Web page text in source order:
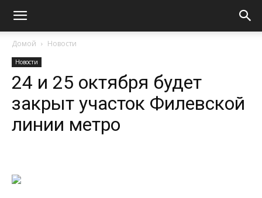
Домой Новости
Новости
24 и 25 октября будет
закрыт участок Филевской
линии метро